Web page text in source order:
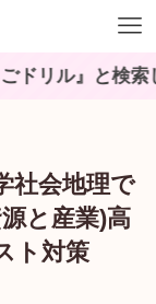
検索してね♪
社会地理で
と産業)高
ト対策